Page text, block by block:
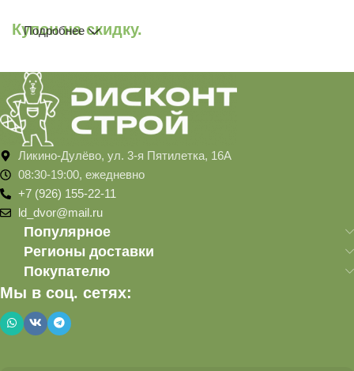
Купон на скидку.
Подробнее
Ликино-Дулёво, ул. 3-я Пятилетка, 16А
08:30-19:00, ежедневно
+7 (926) 155-22-11
ld_dvor@mail.ru
Популярное
Регионы доставки
Покупателю
Мы в соц. сетях: